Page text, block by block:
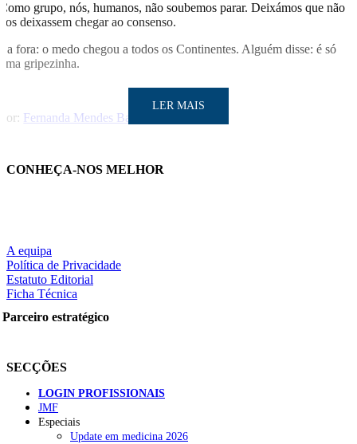
Como grupo, nós, humanos, não soubemos parar. Deixámos que não
nos deixassem chegar ao consenso.
La fora: o medo chegou a todos os Continentes. Alguém disse: é só
uma gripezinha.
Por: Fernanda Mendes Barata
Partilhe nas redes sociais:
NOTÍCIAS RECENTES
Portugal está a formar os médicos de que precisa?
2026
LER MAIS
CONHEÇA-NOS MELHOR
A equipa
Política de Privacidade
Estatuto Editorial
Ficha Técnica
Parceiro estratégico
SECÇÕES
LOGIN PROFISSIONAIS
JMF
Especiais
Update em medicina 2026